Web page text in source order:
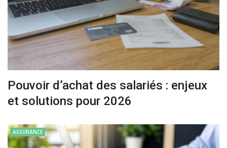
Pouvoir d’achat des salariés : enjeux
et solutions pour 2026
ASSURANCE